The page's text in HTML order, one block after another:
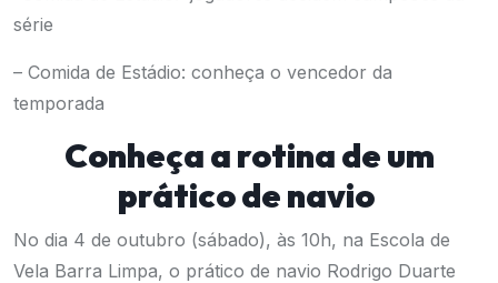
série
– Comida de Estádio: conheça o vencedor da
temporada
Conheça a rotina de um
prático de navio
No dia 4 de outubro (sábado), às 10h, na Escola de
Vela Barra Limpa, o prático de navio Rodrigo Duarte